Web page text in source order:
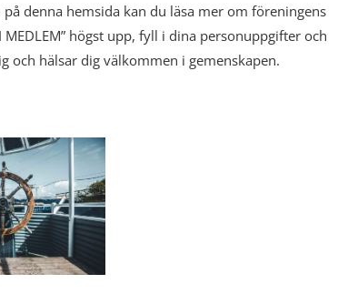
denna hemsida kan du läsa mer om föreningens
högst upp, fyll i dina personuppgifter och
och hälsar dig välkommen i gemenskapen.